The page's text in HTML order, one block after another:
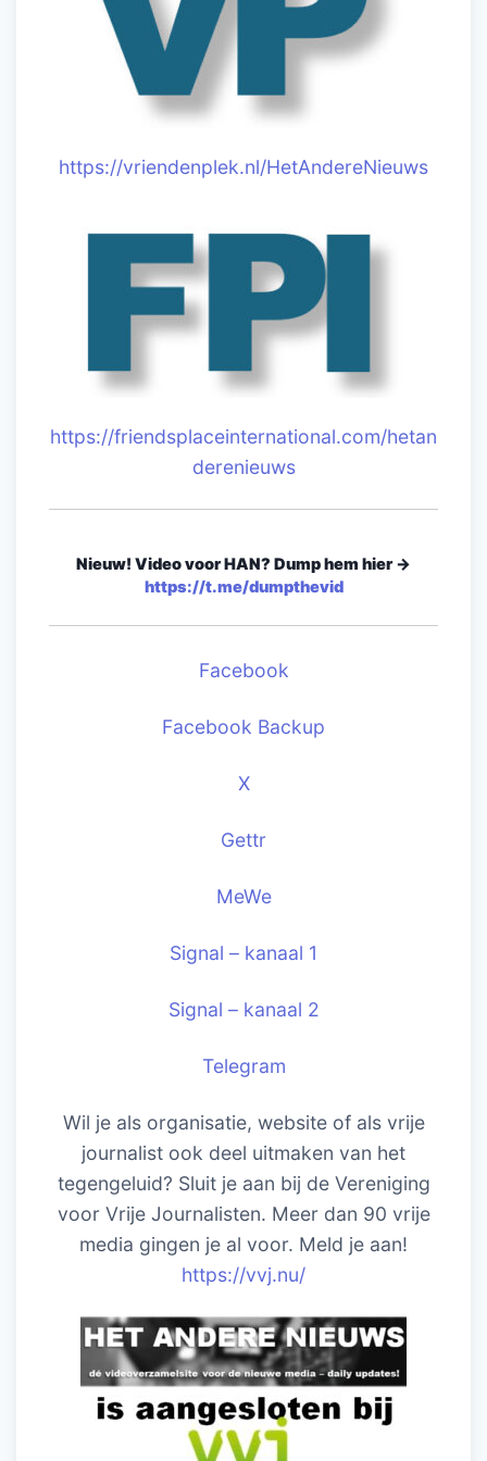
https://vriendenplek.nl/HetAndereNieuws
https://friendsplaceinternational.com/hetan
derenieuws
Nieuw! Video voor HAN? Dump hem hier ->
https://t.me/dumpthevid
Facebook
Facebook Backup
X
Gettr
MeWe
Signal – kanaal 1
Signal – kanaal 2
Telegram
Wil je als organisatie, website of als vrije
journalist ook deel uitmaken van het
tegengeluid? Sluit je aan bij de Vereniging
voor Vrije Journalisten. Meer dan 90 vrije
media gingen je al voor. Meld je aan!
https://vvj.nu/